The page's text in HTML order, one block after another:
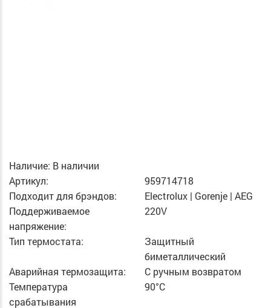
Наличие: В наличии
Артикул:
959714718
Подходит для брэндов:
Electrolux | Gorenje | AEG
Поддерживаемое
напряжение:
220V
Тип термостата:
Защитный
биметаллический
Аварийная термозащита:
С ручным возвратом
Температура
срабатывания
90°С